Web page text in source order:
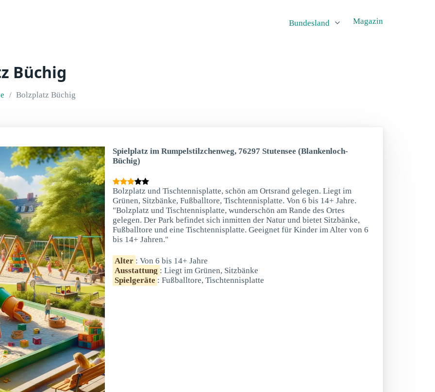
Bundesland Magazin
Büchig
Bolzplatz Büchig
Spielplatz im Rumpelstilzchenweg, 76297 Stutensee (Blankenloch-
Büchig)
Bolzplatz und Tischtennisplatte, schön am Ortsrand gelegen. Liegt im
Grünen, Sitzbänke, Fußballtore, Tischtennisplatte. Von 6 bis 14+ Jahre.
"Bolzplatz und Tischtennisplatte, wunderschön am Rande des Ortes
gelegen. Der Park befindet sich inmitten der Natur und bietet Sitzbänke,
Fußballtore und eine Tischtennisplatte. Geeignet für Kinder im Alter von 6
bis 14+ Jahren."
Alter : Von 6 bis 14+ Jahre
Ausstattung : Liegt im Grünen, Sitzbänke
Spielgeräte : Fußballtore, Tischtennisplatte